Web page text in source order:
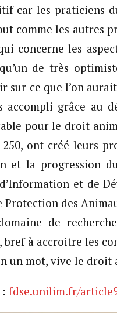
car les praticiens
comme les autres
concerne les
de très
sur ce que l’on
accompli grâce au
pour le droit
ont créé leurs
et la progression
et de
Protection des
de
bref à accroitre les
un mot, vive le droit
: fdse.unilim.fr/